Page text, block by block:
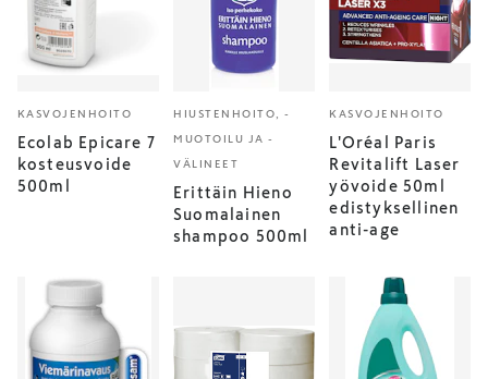
KASVOJENHOITO
Ecolab Epicare 7
kosteusvoide
500ml
HIUSTENHOITO, -
MUOTOILU JA -
VÄLINEET
Erittäin Hieno
Suomalainen
shampoo 500ml
KASVOJENHOITO
L'Oréal Paris
Revitalift Laser
yövoide 50ml
edistyksellinen
anti-age